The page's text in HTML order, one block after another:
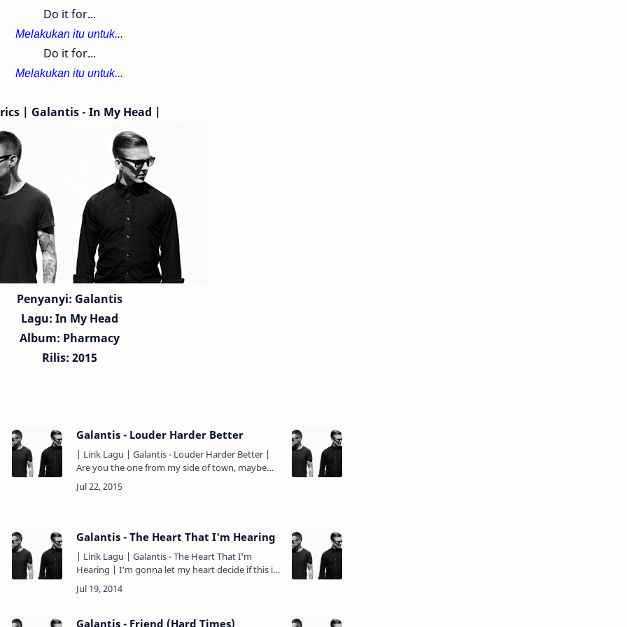
Do it for...
Melakukan itu untuk...
Do it for...
Melakukan itu untuk...
| Galantis - In My Head |
Penyanyi: Galantis
Lagu: In My Head
Album: Pharmacy
Rilis: 2015
Galantis - Louder Harder Better
| Lirik Lagu | Galantis - Louder Harder Better |
Are you the one from my side of town, maybe
maybe. Apakah kau seorang dari sisi kotaku,
mungkin, mungkin. It…
Galantis - The Heart That I'm Hearing
| Lirik Lagu | Galantis - The Heart That I'm
Hearing | I'm gonna let my heart decide if this is
real. Aku akan membiarkan hatimu memutuskan
apakah ini (perasa…
Galantis - Friend (Hard Times)